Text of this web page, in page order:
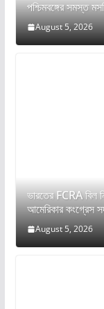
পশ্চিমবঙ্গের সমস্ত
August 5, 2026
ভারতের FCRA বিল
আমেরিকার কংগ্রেস
August 5, 2026